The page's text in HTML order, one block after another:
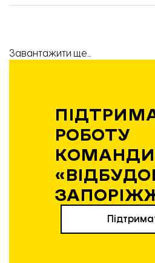
Завантажити ще...
РОБОТУ
КОМАНДИ